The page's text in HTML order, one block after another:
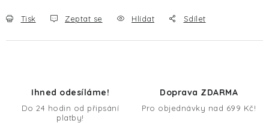
Tisk Zeptat se Hlídat Sdílet
Ihned odesíláme!
Do 24 hodin od připsání
platby!
Doprava ZDARMA
Pro objednávky nad 699 Kč!